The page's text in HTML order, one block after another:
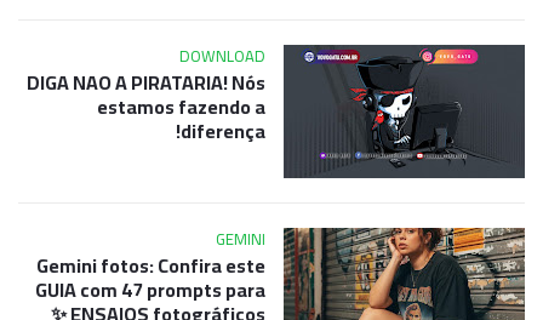
DOWNLOAD
DIGA NAO A PIRATARIA! Nós
estamos fazendo a
diferença!
GEMINI
Gemini fotos: Confira este
GUIA com 47 prompts para